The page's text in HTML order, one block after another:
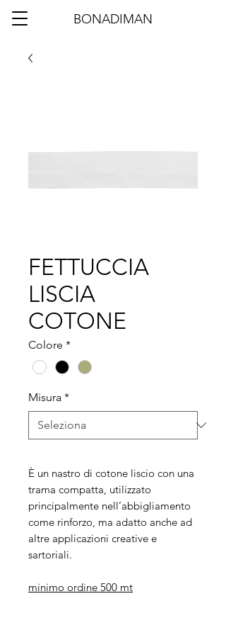
BONADIMAN
FETTUCCIA
LISCIA
COTONE
Colore *
Misura *
È un nastro di cotone liscio con una
trama compatta, utilizzato
principalmente nell’abbigliamento
come rinforzo, ma adatto anche ad
altre applicazioni creative e
sartoriali.
minimo ordine 500 mt